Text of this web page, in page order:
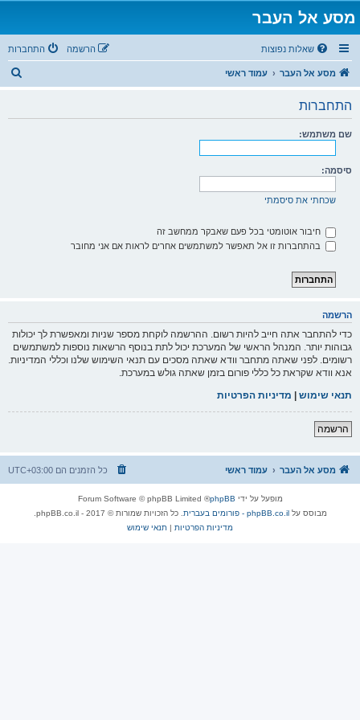
מסע אל העבר
שאלות נפוצות התחברות הרשמה
מסע אל העבר עמוד ראשי
התחברות
שם משתמש:
סיסמה:
שכחתי את סיסמתי
חיבור אוטומטי בכל פעם שאבקר ממחשב זה
בהתחברות זו אל תאפשר למשתמשים אחרים לראות אם אני מחובר
הרשמה
כדי להתחבר אתה חייב להיות רשום. ההרשמה לוקחת מספר שניות ומאפשרת לך יכולות
גבוהות יותר. המנהל הראשי של המערכת יכול לתת בנוסף הרשאות נוספות למשתמשים
רשומים. לפני שאתה מתחבר וודא שאתה מסכים עם תנאי השימוש שלנו וכללי המדיניות.
אנא וודא שקראת כל כללי פורום בזמן שאתה גולש במערכת.
תנאי שימוש | מדיניות הפרטיות
הרשמה
מסע אל העבר עמוד ראשי כל הזמנים הם UTC+03:00
מופעל על ידי phpBB
® Forum Software © phpBB Limited
מבוסס עלphpBB.co.il - פורומים בעברית
. כל הזכויות שמורות © 2017 - phpBB.co.il.
מדיניות הפרטיות | תנאי שימוש